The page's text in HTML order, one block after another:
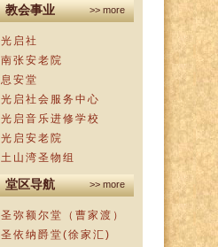
教会事业 >> more
光启社
南张安老院
息安堂
光启社会服务中心
光启音乐进修学校
光启安老院
土山湾圣物组
堂区导航 >> more
圣弥额尔堂（曹家渡）
圣依纳爵堂(徐家汇)